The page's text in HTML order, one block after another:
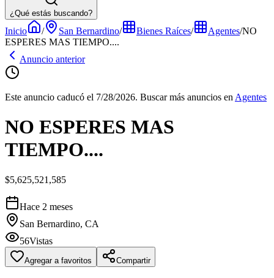
¿Qué estás buscando?
Inicio / San Bernardino/ Bienes Raíces/ Agentes/NO
ESPERES MAS TIEMPO....
Anuncio anterior
Este anuncio caducó el 7/28/2026. Buscar más anuncios en Agentes
NO ESPERES MAS
TIEMPO....
$5,625,521,585
Hace 2 meses
San Bernardino, CA
56Vistas
Agregar a favoritos Compartir